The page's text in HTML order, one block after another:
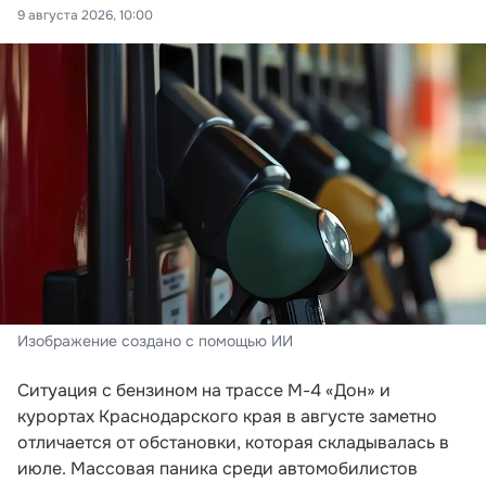
9 августа 2026, 10:00
Изображение создано с помощью ИИ
Ситуация с бензином на трассе М-4 «Дон» и
курортах Краснодарского края в августе заметно
отличается от обстановки, которая складывалась в
июле. Массовая паника среди автомобилистов